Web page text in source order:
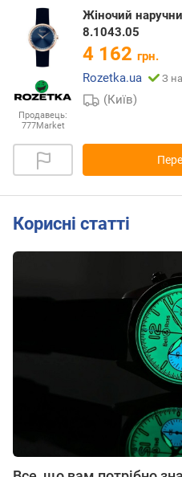
Продавець:
777Market
Жіночий
8.1043.05
4 162 грн.
Rozetka.ua
З
(Київ)
Корисні статті